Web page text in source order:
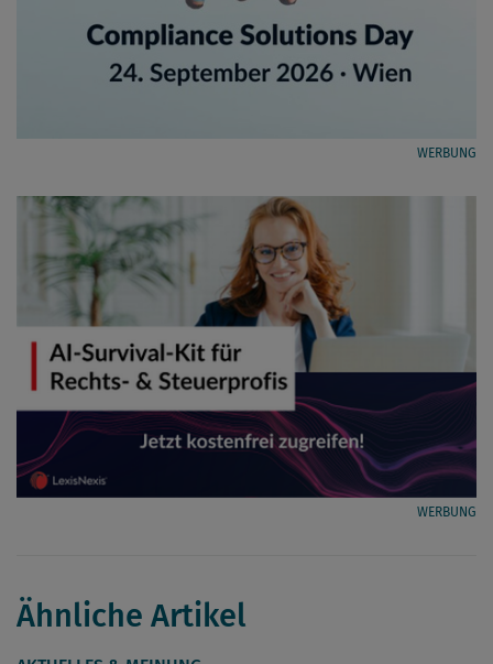
WERBUNG
WERBUNG
Ähnliche Artikel